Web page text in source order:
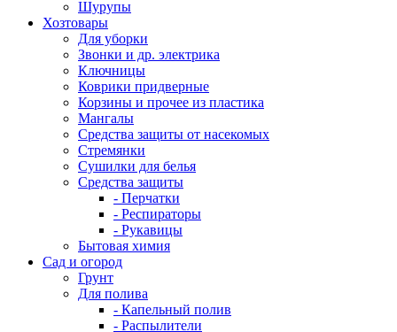
Шурупы
Хозтовары
Для уборки
Звонки и др. электрика
Ключницы
Коврики придверные
Корзины и прочее из пластика
Мангалы
Средства защиты от насекомых
Стремянки
Сушилки для белья
Средства защиты
- Перчатки
- Респираторы
- Рукавицы
Бытовая химия
Сад и огород
Грунт
Для полива
- Капельный полив
- Распылители